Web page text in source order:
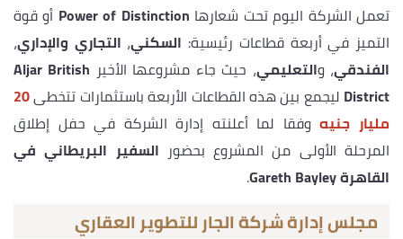
تعمل الشركة اليوم تحت شعارها Power of Distinction أو قوة
التميز في أربعة قطاعات رئيسية: السكني، التجاري والإداري،
الفندقي، والتعليمي، حيث جاء مشروعها الأخير Aljar British
District ليجمع بين هذه القطاعات الأربعة باستثمارات تتخطى20
مليار جنيهوفقا لما أعلنته إدارة الشركة في حفل إطلاق
المرحلة الأولى من المشروع بحضور السفير البريطاني في
القاهرة Gareth Bayley
.
مجلس إدارة شركة الجار للتطوير العقاري